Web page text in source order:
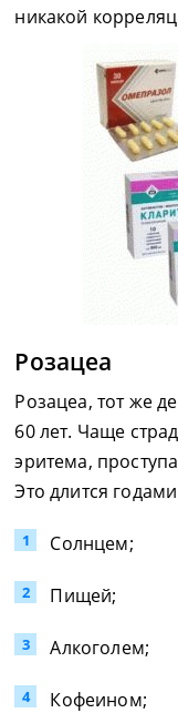
никакой
Розацеа
Розацеа, тот же
60 лет. Чаще
эритема,
Это длится
Солнцем;
Пищей;
Алкоголем;
Кофеином;